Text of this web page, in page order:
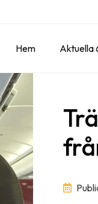
Hem Aktuella